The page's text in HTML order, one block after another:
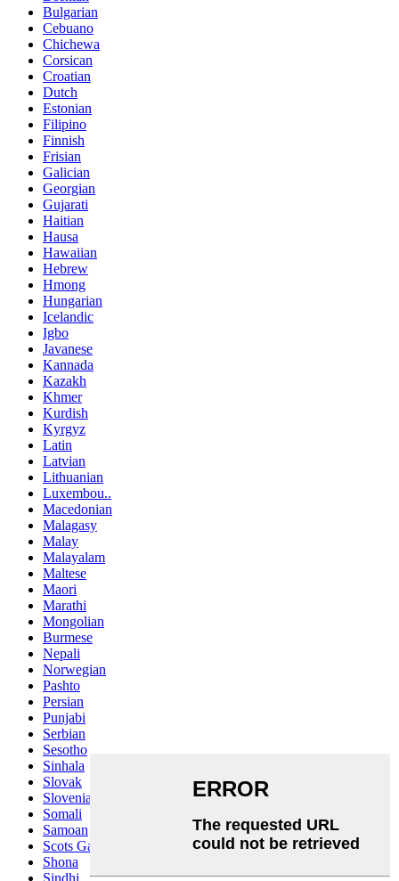
Bulgarian
Cebuano
Chichewa
Corsican
Croatian
Dutch
Estonian
Filipino
Finnish
Frisian
Galician
Georgian
Gujarati
Haitian
Hausa
Hawaiian
Hebrew
Hmong
Hungarian
Icelandic
Igbo
Javanese
Kannada
Kazakh
Khmer
Kurdish
Kyrgyz
Latin
Latvian
Lithuanian
Luxembou..
Macedonian
Malagasy
Malay
Malayalam
Maltese
Maori
Marathi
Mongolian
Burmese
Nepali
Norwegian
Pashto
Persian
Punjabi
Serbian
Sesotho
Sinhala
Slovak
Slovenian
Somali
Samoan
Scots Gaelic
Shona
Sindhi